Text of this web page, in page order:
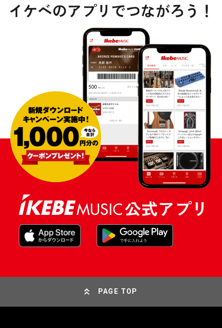
PAGE TOP